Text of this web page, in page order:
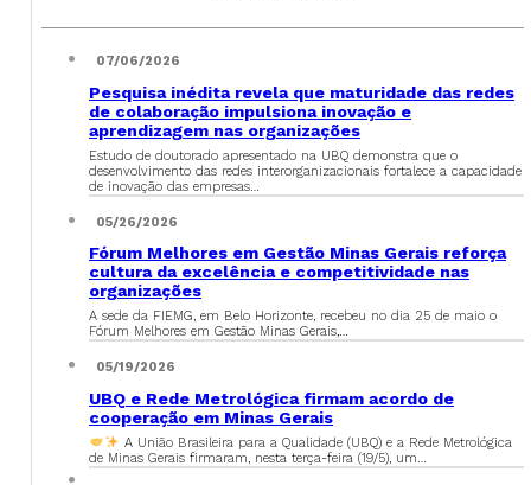
07/06/2026
Pesquisa inédita revela que maturidade das redes
de colaboração impulsiona inovação e
aprendizagem nas organizações
Estudo de doutorado apresentado na UBQ demonstra que o
desenvolvimento das redes interorganizacionais fortalece a capacidade
de inovação das empresas…
05/26/2026
Fórum Melhores em Gestão Minas Gerais reforça
cultura da excelência e competitividade nas
organizações
A sede da FIEMG, em Belo Horizonte, recebeu no dia 25 de maio o
Fórum Melhores em Gestão Minas Gerais,…
05/19/2026
UBQ e Rede Metrológica firmam acordo de
cooperação em Minas Gerais
A União Brasileira para a Qualidade (UBQ) e a Rede Metrológica
de Minas Gerais firmaram, nesta terça-feira (19/5), um…